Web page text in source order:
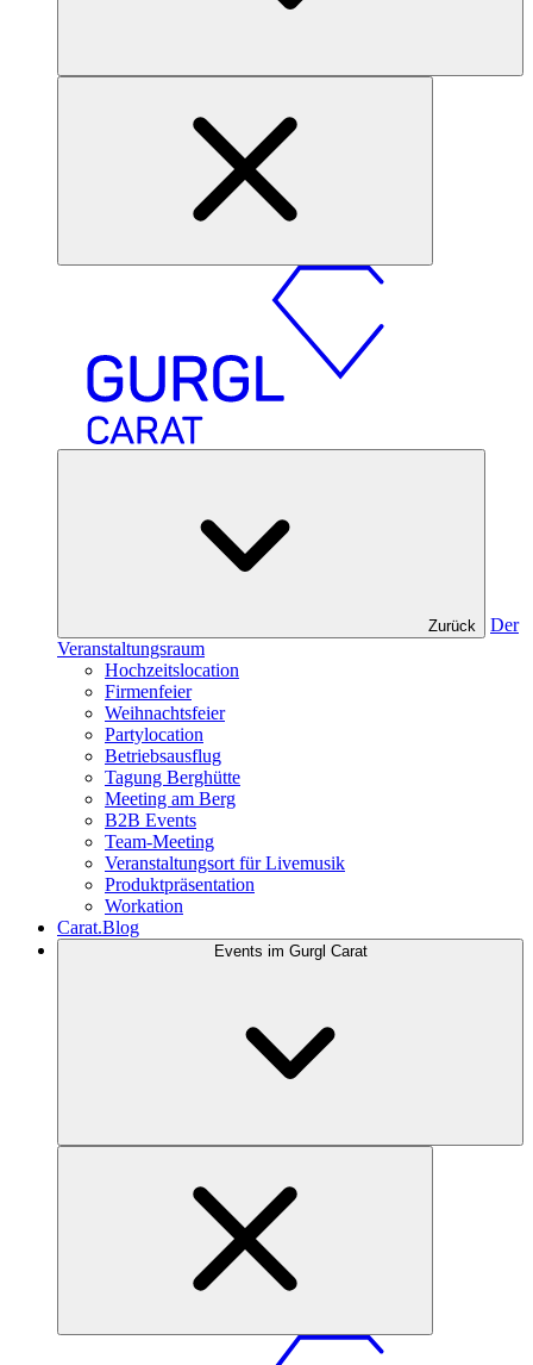
Zurück
Der
Veranstaltungsraum
Hochzeitslocation
Firmenfeier
Weihnachtsfeier
Partylocation
Betriebsausflug
Tagung Berghütte
Meeting am Berg
B2B Events
Team-Meeting
Veranstaltungsort für Livemusik
Produktpräsentation
Workation
Carat.Blog
Events im Gurgl Carat